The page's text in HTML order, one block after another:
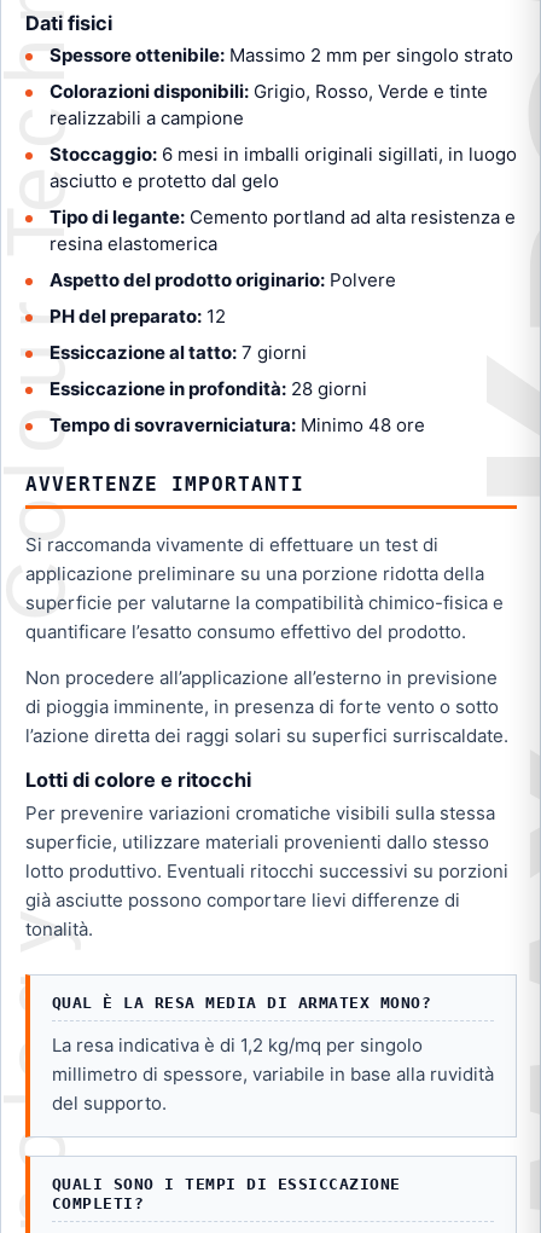
Dati fisici
Spessore ottenibile:Massimo 2 mm per singolo strato
Colorazioni disponibili:Grigio, Rosso, Verde e tinte
realizzabili a campione
Stoccaggio:6 mesi in imballi originali sigillati, in luogo
asciutto e protetto dal gelo
Tipo di legante:Cemento portland ad alta resistenza e
resina elastomerica
Aspetto del prodotto originario:Polvere
PH del preparato:12
Essiccazione al tatto:7 giorni
Essiccazione in profondità:28 giorni
Tempo di sovraverniciatura:Minimo 48 ore
AVVERTENZE IMPORTANTI
Si raccomanda vivamente di effettuare un test di
applicazione preliminare su una porzione ridotta della
superficie per valutarne la compatibilità chimico-fisica e
quantificare l’esatto consumo effettivo del prodotto.
Non procedere all’applicazione all’esterno in previsione
di pioggia imminente, in presenza di forte vento o sotto
l’azione diretta dei raggi solari su superfici surriscaldate.
Lotti di colore e ritocchi
Per prevenire variazioni cromatiche visibili sulla stessa
superficie, utilizzare materiali provenienti dallo stesso
lotto produttivo. Eventuali ritocchi successivi su porzioni
già asciutte possono comportare lievi differenze di
tonalità.
QUAL È LA RESA MEDIA DI ARMATEX MONO?
La resa indicativa è di 1,2 kg/mq per singolo
millimetro di spessore, variabile in base alla ruvidità
del supporto.
QUALI SONO I TEMPI DI ESSICCAZIONE
COMPLETI?